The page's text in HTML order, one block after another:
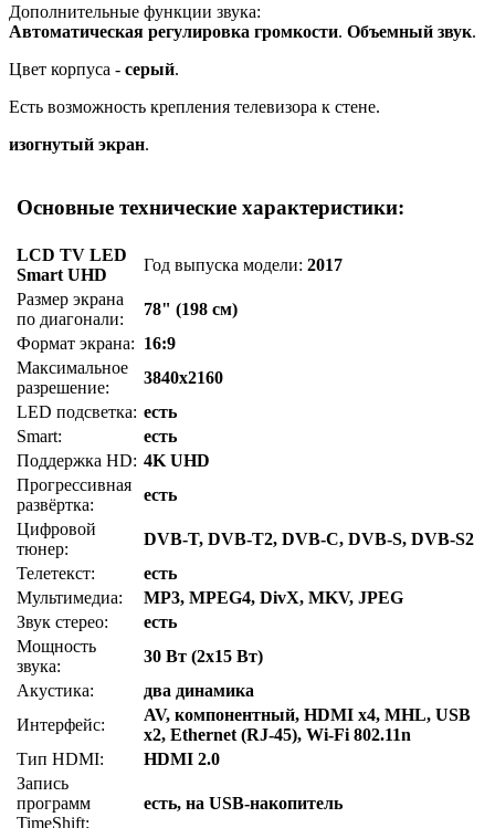
Дополнительные функции звука:
Автоматическая регулировка громкости. Объемный звук.
Цвет корпуса - серый.
Есть возможность крепления телевизора к стене.
изогнутый экран.
Основные технические характеристики:
LCD TV LED
Smart UHD
Год выпуска модели:2017
Размер экрана
по диагонали:
78" (198 см)
Формат экрана: 16:9
Максимальное
разрешение:
3840x2160
LED подсветка: есть
Smart:
есть
Поддержка HD: 4K UHD
Прогрессивная
развёртка:
есть
Цифровой
тюнер:
DVB-T, DVB-T2, DVB-C, DVB-S, DVB-S2
Телетекст:
есть
Мультимедиа:
MP3, MPEG4, DivX, MKV, JPEG
Звук стерео:
есть
Мощность
звука:
30 Вт (2х15 Вт)
Акустика:
два динамика
Интерфейс:
AV, компонентный, HDMI x4, MHL, USB
x2, Ethernet (RJ-45), Wi-Fi 802.11n
Тип HDMI:
HDMI 2.0
Запись
программ
TimeShift:
есть, на USB-накопитель